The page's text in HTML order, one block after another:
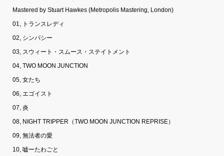
Mastered by Stuart Hawkes (Metropolis Mastering, London)
01, トランスレディ
02, シンパシー
03, スウィート・スムース・ステイトメント
04, TWO MOON JUNCTION
05, 女たち
06, エゴイスト
07, 炎
08, NIGHT TRIPPER（TWO MOON JUNCTION REPRISE）
09, 無法者の愛
10, 嘘ーたわごと